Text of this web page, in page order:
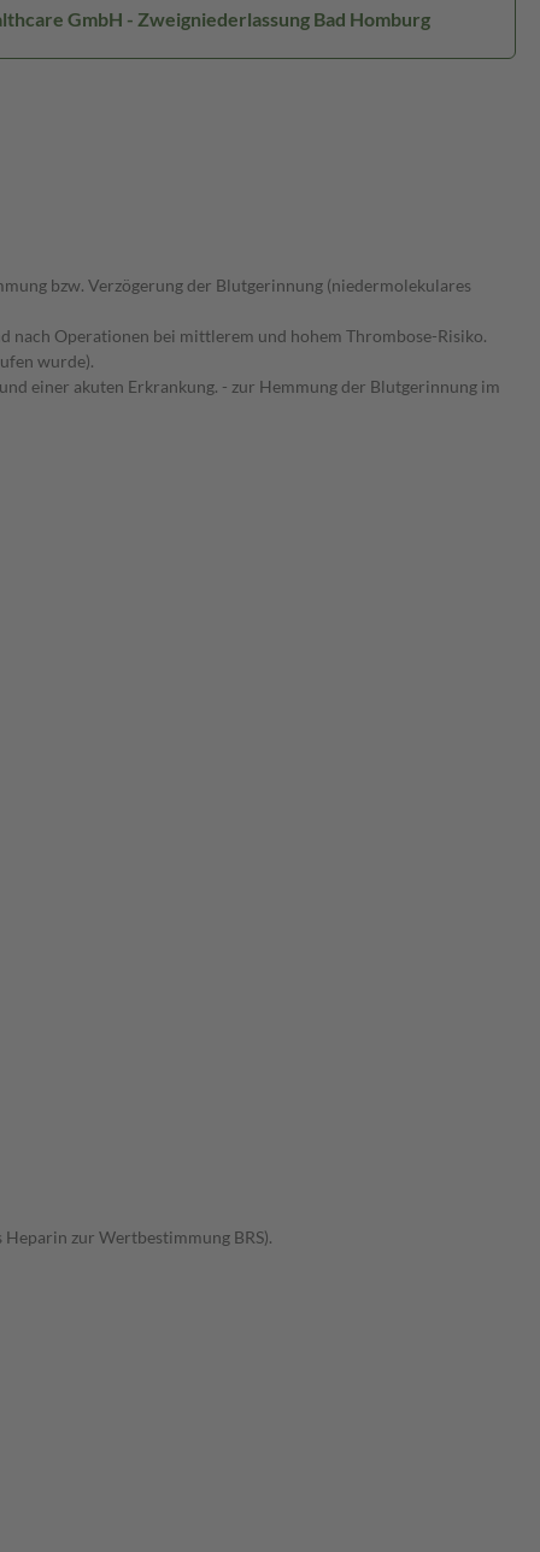
GmbH - Zweigniederlassung Bad Homburg
bzw. Verzögerung der Blutgerinnung (niedermolekulares
nach Operationen bei mittlerem und hohem Thrombose-Risiko.
wurde).
einer akuten Erkrankung. - zur Hemmung der Blutgerinnung im
zur Wertbestimmung BRS).